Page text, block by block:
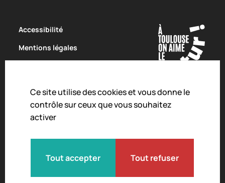
Ce site utilise des cookies et vous donne le
contrôle sur ceux que vous souhaitez
activer
Tout accepter Tout refuser
Accessibilité
Mentions légales
Charte de modération
Droit d'alerte
Crédits
Règlement intérieur